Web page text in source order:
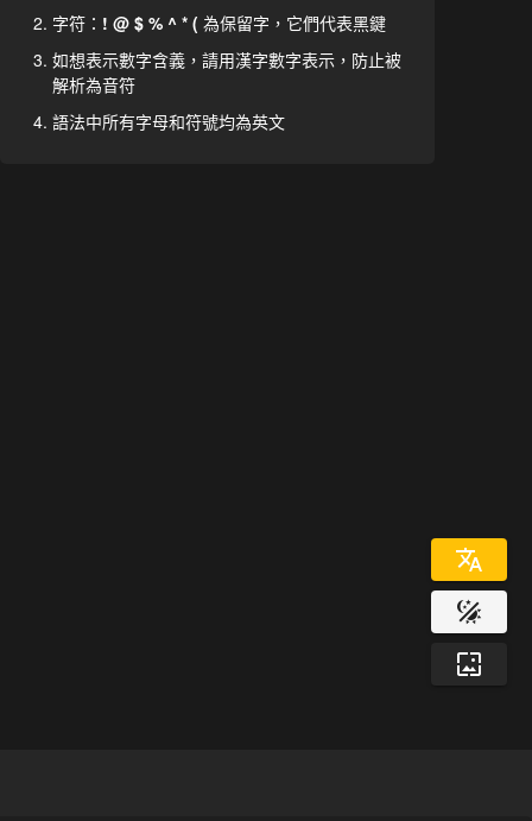
字符： ! @ $ % ^ * (為保留字，它們代表黑鍵
如想表示數字含義，請用漢字數字表示，防止被
解析為音符
語法中所有字母和符號均為英文